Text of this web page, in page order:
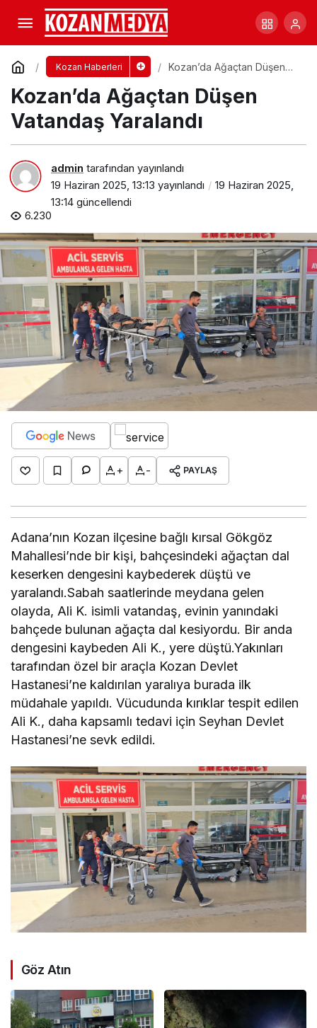
Kozan Haberleri
Kozan’da Ağaçtan Düşen
Kozan’da Ağaçtan Düşen
Vatandaş Yaralandı
admin tarafından yayınlandı
19 Haziran 2025, 13:13 yayınlandı
19 Haziran 2025,
13:14 güncellendi
6.230
+ - PAYLAŞ
Adana’nın Kozan ilçesine bağlı kırsal Gökgöz
Mahallesi’nde bir kişi, bahçesindeki ağaçtan dal
keserken dengesini kaybederek düştü ve
yaralandı.Sabah saatlerinde meydana gelen
olayda, Ali K. isimli vatandaş, evinin yanındaki
bahçede bulunan ağaçta dal kesiyordu. Bir anda
dengesini kaybeden Ali K., yere düştü.Yakınları
tarafından özel bir araçla Kozan Devlet
Hastanesi’ne kaldırılan yaralıya burada ilk
müdahale yapıldı. Vücudunda kırıklar tespit edilen
Ali K., daha kapsamlı tedavi için Seyhan Devlet
Hastanesi’ne sevk edildi.
Göz Atın
Kozan’da Elektrik Akımına Kapılan Boyacı
Ağır Yaralandı
Yorum Yap Paylaş